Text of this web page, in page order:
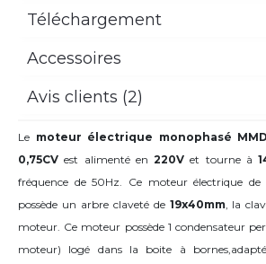
Téléchargement
Accessoires
Avis clients (2)
Le moteur électrique monophasé
0,75CV est alimenté en220V et tourne à
fréquence de 50Hz. Ce moteur électrique
possède un arbre claveté de 19x40mm, la
moteur. Ce moteur possède 1 condensateur
moteur) logé dans la boite à